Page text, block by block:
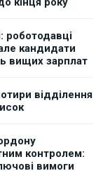
роботодавці
кандидати
вищих зарплат
відділення
контролем:
вимоги